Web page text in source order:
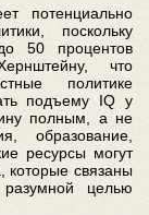
потенциально
поскольку
50 процентов
что
политике
подъему IQ у
полным, а не
образование,
ресурсы могут
которые связаны
целью